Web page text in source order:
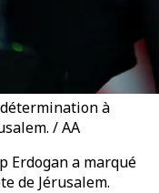
à
/ AA
Erdogan a marqué
de Jérusalem.